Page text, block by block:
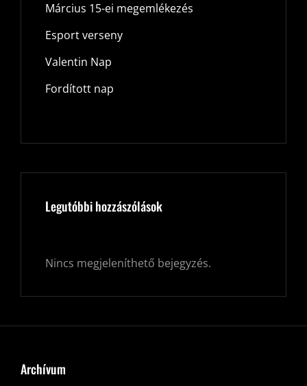
Március 15-ei megemlékezés
Esport verseny
Valentin Nap
Fordított nap
Legutóbbi hozzászólások
Nincs megjeleníthető bejegyzés.
Archívum